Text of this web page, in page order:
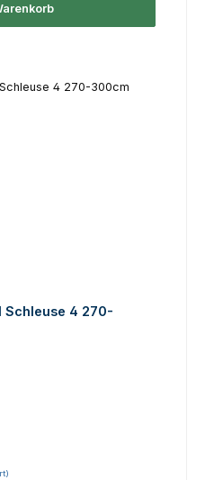
Schleuse 4 270-